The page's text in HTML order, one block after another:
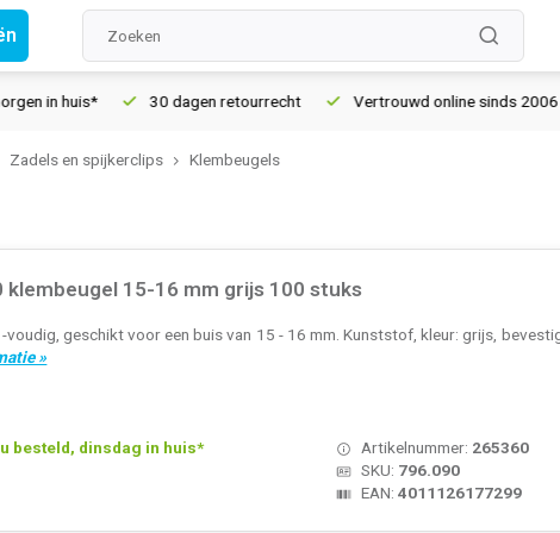
30 dagen retourrecht Vertrouwd online sinds 2006 Gratis
Zadels en spijkerclips Klembeugels
klembeugel 15-16 mm grijs 100 stuks
voudig, geschikt voor een buis van 15 - 16 mm. Kunststof, kleur: grijs,
»
Artikelnummer: 265360
SKU: 796.090
EAN:4011126177299
besteld, dinsdag in huis*